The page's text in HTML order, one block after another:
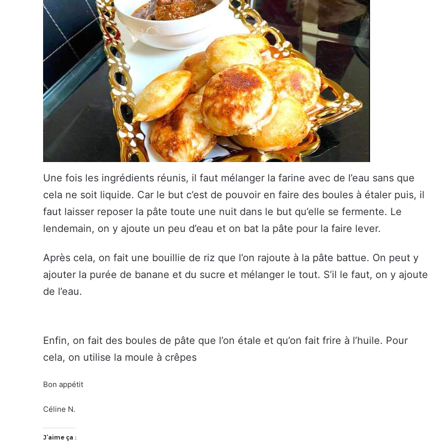
Une fois les ingrédients réunis, il faut mélanger la farine avec de l’eau sans que
cela ne soit liquide. Car le but c’est de pouvoir en faire des boules à étaler puis, il
faut laisser reposer la pâte toute une nuit dans le but qu’elle se fermente. Le
lendemain, on y ajoute un peu d’eau et on bat la pâte pour la faire lever.
Après cela, on fait une bouillie de riz que l’on rajoute à la pâte battue. On peut y
ajouter la purée de banane et du sucre et mélanger le tout. S’il le faut, on y ajoute
de l’eau.
Enfin, on fait des boules de pâte que l’on étale et qu’on fait frire à l’huile. Pour
cela, on utilise la moule à crêpes
Bon appétit
Céline N.
J’aime ça :